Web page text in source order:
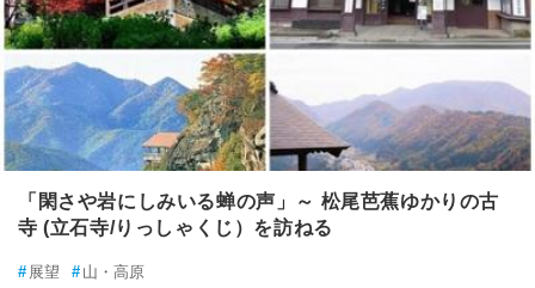
「閑さや岩にしみいる蝉の声」～ 松尾芭蕉ゆかりの古
寺 (立石寺/りっしゃくじ）を訪ねる
# 展望 # 山・高原